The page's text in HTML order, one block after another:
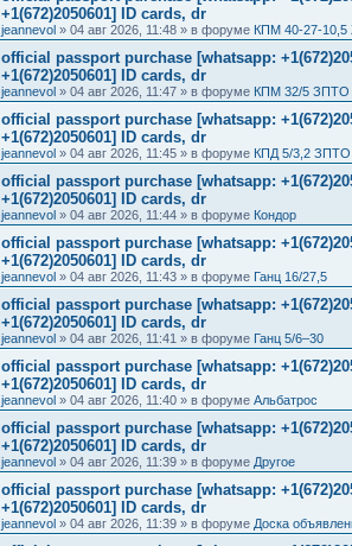
+1(672)2050601] ID cards, dr
jeannevol » 04 авг 2026, 11:48 » в форуме КПМ 40-27-10,5
official passport purchase [whatsapp:
+1(672)2050601] ID cards, dr
jeannevol » 04 авг 2026, 11:47 » в форуме КПМ 32/5 ЗПТО
official passport purchase [whatsapp:
+1(672)2050601] ID cards, dr
jeannevol » 04 авг 2026, 11:45 » в форуме КПД 5/3,2 ЗПТО
official passport purchase [whatsapp:
+1(672)2050601] ID cards, dr
jeannevol » 04 авг 2026, 11:44 » в форуме Кондор
official passport purchase [whatsapp:
+1(672)2050601] ID cards, dr
jeannevol » 04 авг 2026, 11:43 » в форуме Ганц 16/27,5
official passport purchase [whatsapp:
+1(672)2050601] ID cards, dr
jeannevol » 04 авг 2026, 11:41 » в форуме Ганц 5/6–30
official passport purchase [whatsapp:
+1(672)2050601] ID cards, dr
jeannevol » 04 авг 2026, 11:40 » в форуме Альбатрос
official passport purchase [whatsapp:
+1(672)2050601] ID cards, dr
jeannevol » 04 авг 2026, 11:39 » в форуме Другое
official passport purchase [whatsapp:
+1(672)2050601] ID cards, dr
jeannevol » 04 авг 2026, 11:39 » в форуме Доска